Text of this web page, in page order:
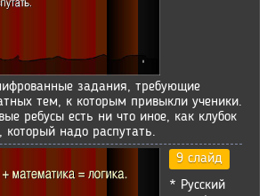
задания, требующие
тем, к которым привыкли ученики.
ребусы есть ни что иное, как клубок
который надо распутать.
9 слайд
* Русский